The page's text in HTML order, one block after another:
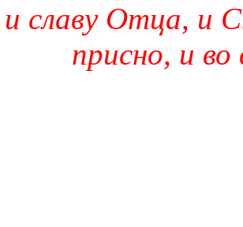
славу Отца, и
присно, и во